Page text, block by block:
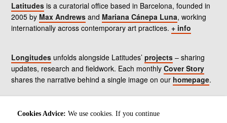
Latitudes is a curatorial office based in Barcelona, founded in
2005 by Max Andrews and Mariana Cánepa Luna, working
internationally across contemporary art practices. + info
Longitudes unfolds alongside Latitudes’ projects – sharing
updates, research and fieldwork. Each monthly Cover Story
shares the narrative behind a single image on our homepage.
Contact us, subscribe to our newsletters , and read our
Environmental Responsibility Statement
Cookies Advice: We use cookies. If you continue